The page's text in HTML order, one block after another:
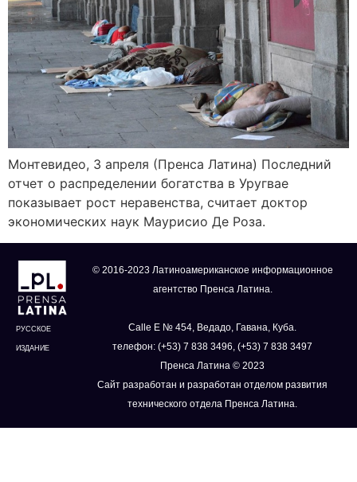
Монтевидео, 3 апреля (Пренса Латина) Последний
отчет о распределении богатства в Уругвае
показывает рост неравенства, считает доктор
экономических наук Маурисио Де Роза.
РУССКОЕ
ИЗДАНИЕ
© 2016-2023 Латиноамериканское информационное
агентство Пренса Латина.
Calle E № 454, Ведадо, Гавана, Куба.
телефон: (+53) 7 838 3496, (+53) 7 838 3497
Пренса Латина © 2023
Сайт разработан и разработан отделом развития
технического отдела Пренса Латина.